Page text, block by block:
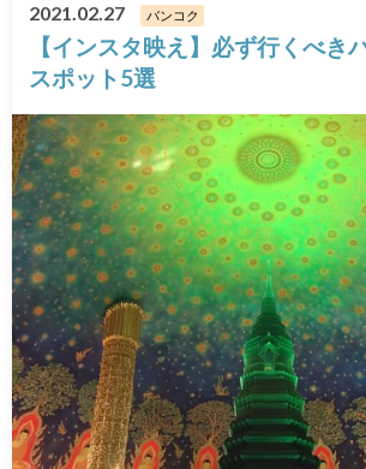
2021.02.27 バンコク
【インスタ映え】必ず行くべき
スポット5選